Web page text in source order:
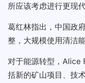
所应该考虑进行更现
葛红林指出，中国政
整，大规模使用清洁
对于能源转型，Alice
括新的矿山项目、技